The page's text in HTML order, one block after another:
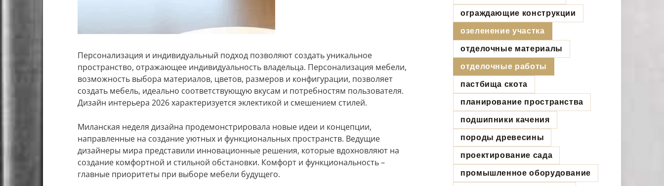
Персонализация и индивидуальный подход позволяют создать уникальное
пространство, отражающее индивидуальность владельца. Персонализация мебели,
возможность выбора материалов, цветов, размеров и конфигурации, позволяет
создать мебель, идеально соответствующую вкусам и потребностям пользователя.
Дизайн интерьера 2026 характеризуется эклектикой и смешением стилей.
Миланская неделя дизайна продемонстрировала новые идеи и концепции,
направленные на создание уютных и функциональных пространств. Ведущие
дизайнеры мира представили инновационные решения, которые вдохновляют на
создание комфортной и стильной обстановки. Комфорт и функциональность –
главные приоритеты при выборе мебели будущего.
ограждающие конструкции
озеленение участка
отделочные материалы
отделочные работы
пастбища скота
планирование пространства
подшипники качения
породы древесины
проектирование сада
промышленное оборудование